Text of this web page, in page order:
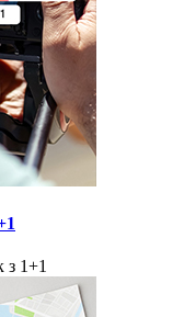
з 1+1